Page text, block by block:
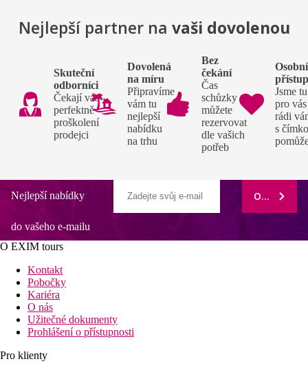
Nejlepší partner na vaši dovolenou
Skuteční
odborníci
Čekají vás
perfektně
proškolení
prodejci
Dovolená
na míru
Připravíme
vám tu
nejlepší
nabídku
na trhu
Bez
čekání
Čas
schůzky si
můžete
rezervovat
dle vašich
potřeb
Osobní
Jsme tu
pro
rádi
s
Nejlepší nabídky
do vašeho e-mailu
ODEBÍRAT
O EXIM tours
Kontakt
Pobočky
Kariéra
O nás
Užitečné dokumenty
Prohlášení o přístupnosti
Pro klienty